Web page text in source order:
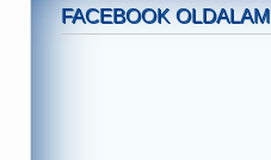
FACEBOOK OLDALAM